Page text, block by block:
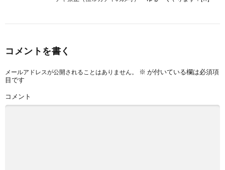
コメントを書く
メールアドレスが公開されることはありません。 ※ が付いている欄は必須項
目です
コメント